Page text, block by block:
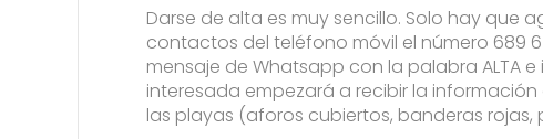
Darse de alta es muy sencillo. Solo hay que
contactos del teléfono móvil el número 689
mensaje de Whatsapp con la palabra ALTA
interesada empezará a recibir la
las playas (aforos cubiertos, banderas rojas,